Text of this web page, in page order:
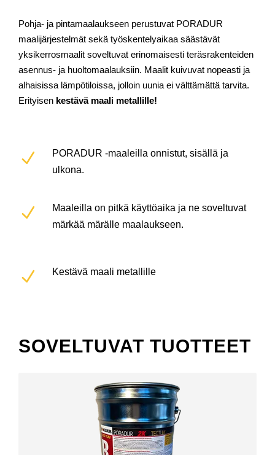
Pohja- ja pintamaalaukseen perustuvat PORADUR
maalijärjestelmät sekä työskentelyaikaa säästävät
yksikerrosmaalit soveltuvat erinomaisesti teräsrakenteiden
asennus- ja huoltomaalauksiin. Maalit kuivuvat nopeasti ja
alhaisissa lämpötiloissa, jolloin uunia ei välttämättä tarvita.
Erityisen kestävä maali metallille!
PORADUR -maaleilla onnistut, sisällä ja
ulkona.
Maaleilla on pitkä käyttöaika ja ne soveltuvat
märkää märälle maalaukseen.
Kestävä maali metallille
SOVELTUVAT TUOTTEET